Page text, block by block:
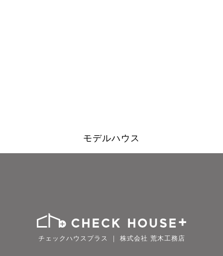
モデルハウス
チェックハウスプラス ｜ 株式会社 荒木工務店